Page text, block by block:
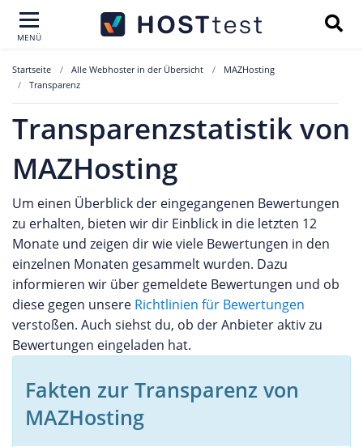
MENÜ
Startseite Alle Webhoster in der Übersicht
MAZHosting
Transparenz
Transparenzstatistik von
MAZHosting
Um einen Überblick der eingegangenen Bewertungen
zu erhalten, bieten wir dir Einblick in die letzten 12
Monate und zeigen dir wie viele Bewertungen in den
einzelnen Monaten gesammelt wurden. Dazu
informieren wir über gemeldete Bewertungen und ob
diese gegen unsere Richtlinien für Bewertungen
verstoßen. Auch siehst du, ob der Anbieter aktiv zu
Bewertungen eingeladen hat.
Fakten zur Transparenz von
MAZHosting